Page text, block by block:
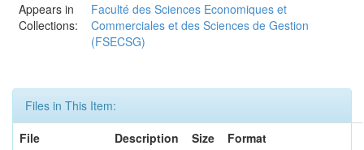
Appears in
Collections:
Faculté des Sciences Economiques et
Commerciales et des Sciences de Gestion
(FSECSG)
Files in This Item:
File
Description Size
Format